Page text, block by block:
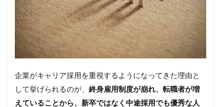
リア
採用
を積
極的
に行
いる
に応
募し
企業がキャリア採用を重視するようになってきた理由と
して挙げられるのが、 終身雇用制度が崩れ、転職者が増
えていることから、新卒ではなく中途採用でも優秀な人